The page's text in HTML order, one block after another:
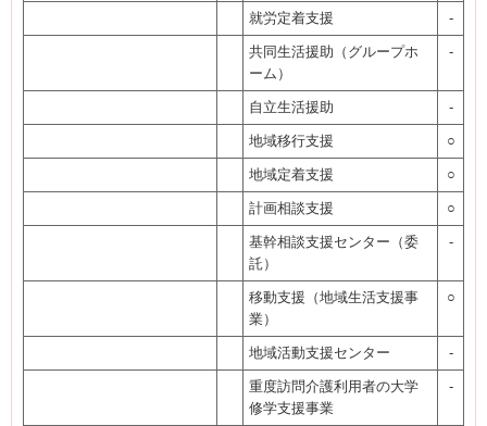
就労定着支援 -
共同生活援助（グループホ
ーム）
-
自立生活援助 -
地域移行支援 ○
地域定着支援 ○
計画相談支援 ○
基幹相談支援センター（委
託）
-
移動支援（地域生活支援事
業）
○
地域活動支援センター -
重度訪問介護利用者の大学
修学支援事業
-